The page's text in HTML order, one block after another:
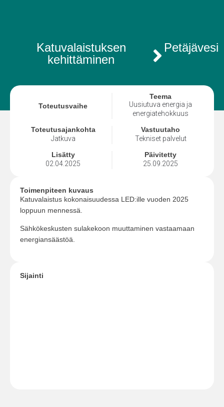
Katuvalaistuksen
kehittäminen
Petäjävesi
Toteutusvaihe
Teema
Uusiutuva energia ja
energiatehokkuus
Toteutusajankohta
Jatkuva
Vastuutaho
Tekniset palvelut
Lisätty
02.04.2025
Päivitetty
25.09.2025
Toimenpiteen kuvaus
Katuvalaistus kokonaisuudessa LED:ille vuoden 2025
loppuun mennessä.
Sähkökeskusten sulakekoon muuttaminen vastaamaan
energiansäästöä.
Sijainti